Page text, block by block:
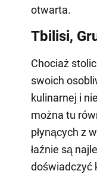
otwarta.
Tbilisi,
Chociaż
swoich
kulinarnej i
można tu
płynących z
łaźnie są
doświadczyć